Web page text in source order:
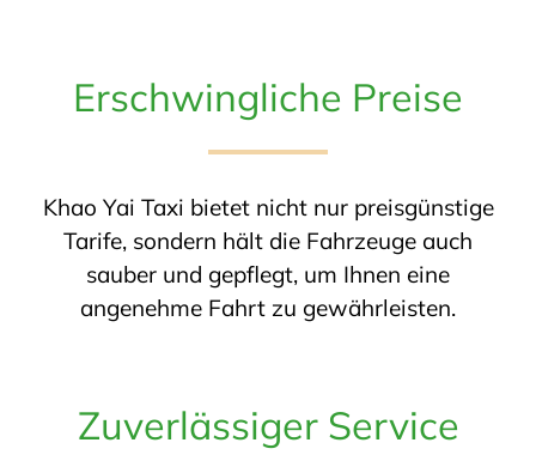
Erschwingliche Preise
Khao Yai Taxi bietet nicht nur preisgünstige
Tarife, sondern hält die Fahrzeuge auch
sauber und gepflegt, um Ihnen eine
angenehme Fahrt zu gewährleisten.
Zuverlässiger Service